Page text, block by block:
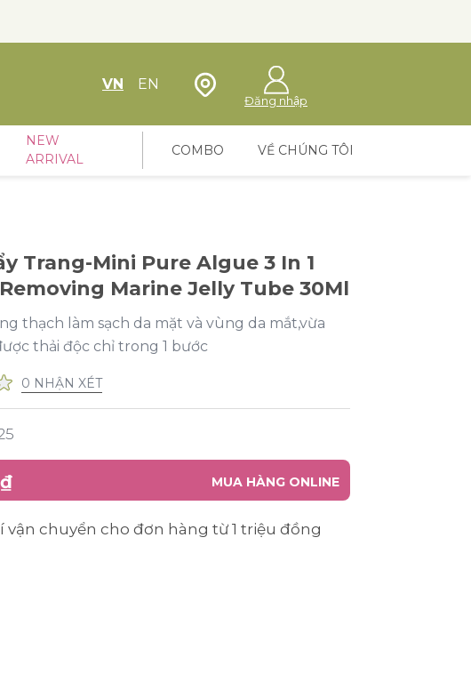
VN EN Định vị cửa hàng
Đăng nhập
NEW
ARRIVAL
COMBO VỀ CHÚNG TÔI
Trang-Mini Pure Algue 3 In 1
Marine Jelly Tube 30Ml
thạch làm sạch da mặt và vùng da mắt,vừa
thải độc chỉ trong 1 bước
0 NHẬN XÉT
MUA HÀNG ONLINE
vận chuyển cho đơn hàng từ 1 triệu đồng